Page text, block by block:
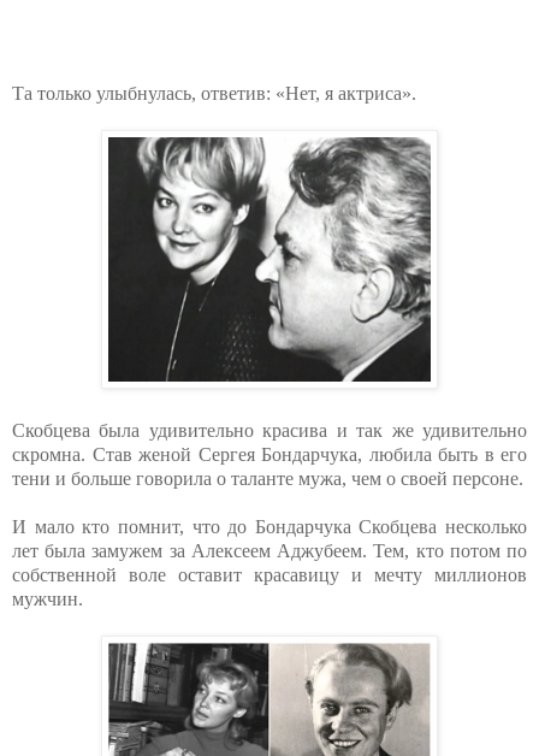
Та только улыбнулась, ответив: «Нет, я актриса».
Скобцева была удивительно красива и так же удивительно
скромна. Став женой Сергея Бондарчука, любила быть в его
тени и больше говорила о таланте мужа, чем о своей персоне.
И мало кто помнит, что до Бондарчука Скобцева несколько
лет была замужем за Алексеем Аджубеем. Тем, кто потом по
собственной воле оставит красавицу и мечту миллионов
мужчин.